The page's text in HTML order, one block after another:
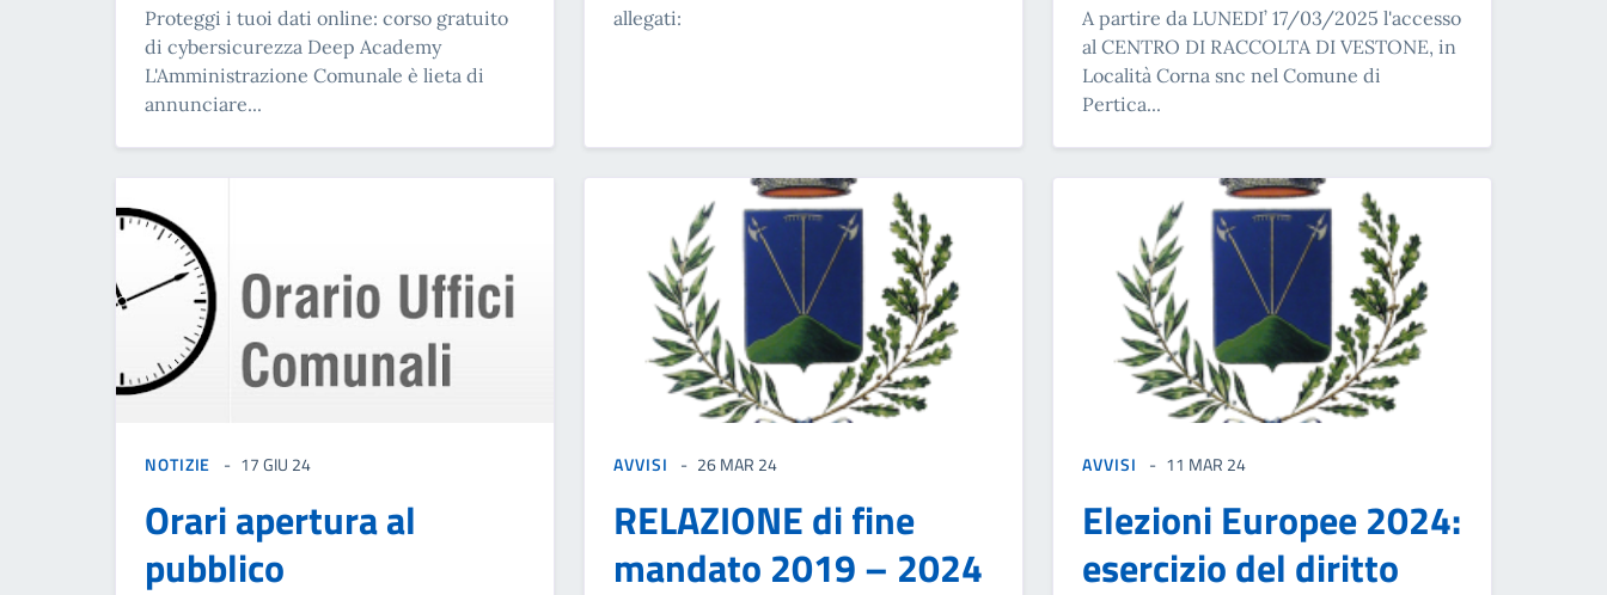
Proteggi i tuoi dati online: corso gratuito
di cybersicurezza Deep Academy
L'Amministrazione Comunale è lieta di
annunciare...
allegati:
A partire da LUNEDI’ 17/03/2025 l'accesso
al CENTRO DI RACCOLTA DI VESTONE, in
Località Corna snc nel Comune di
Pertica...
NOTIZIE 17 GIU 24
Orari apertura al
pubblico
AVVISI 26 MAR 24
RELAZIONE di fine
mandato 2019 – 2024
AVVISI 11 MAR 24
Elezioni Europee 2024:
esercizio del diritto